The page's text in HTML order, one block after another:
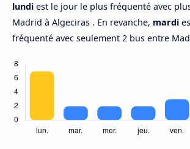
lundi est le jour le plus fréquenté avec
Madrid à Algeciras . En revanche, mardi
fréquenté avec seulement 2 bus entre